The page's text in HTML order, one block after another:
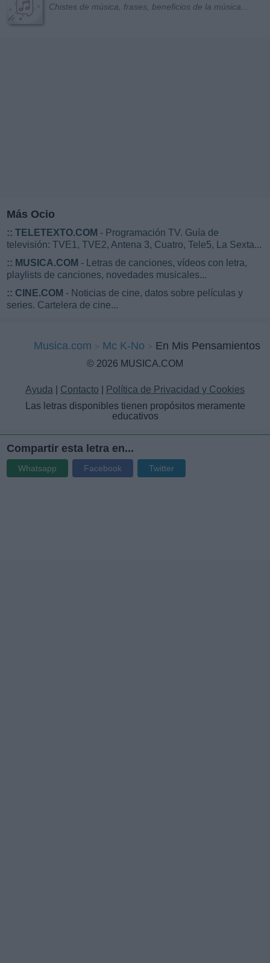
Chistes de música, frases, beneficios de la música...
Más Ocio
:: TELETEXTO.COM - Programación TV. Guía de
televisión: TVE1, TVE2, Antena 3, Cuatro, Tele5, La Sexta...
:: MUSICA.COM - Letras de canciones, vídeos con letra,
playlists de canciones, novedades musicales...
:: CINE.COM - Noticias de cine, datos sobre películas y
series. Cartelera de cine...
Musica.com Mc K-No En Mis Pensamientos
© 2026 MUSICA.COM
Ayuda Contacto
Política de Privacidad y Cookies
Las letras disponibles tienen propósitos meramente
educativos
Compartir esta letra en...
Whatsapp Facebook Twitter